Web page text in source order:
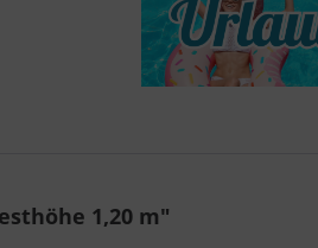
1,20 m"